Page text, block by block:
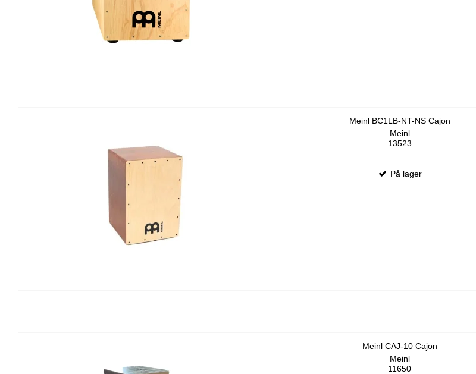
Meinl BC1LB-NT-NS Cajon
Meinl
13523
På lager
Meinl CAJ-10 Cajon
Meinl
11650